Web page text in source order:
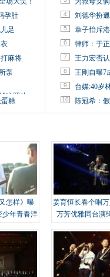
孕肚
足
麻将
泵
这照片
糕
4 刘德华扮
5 章子怡斥
6 律师：于
7 王力宏否
8 王刚自曝7
9 台媒:40岁
10 陈冠希：
怎样》曝
年青春洋
姜育恒长春个唱
万芳优雅同台演